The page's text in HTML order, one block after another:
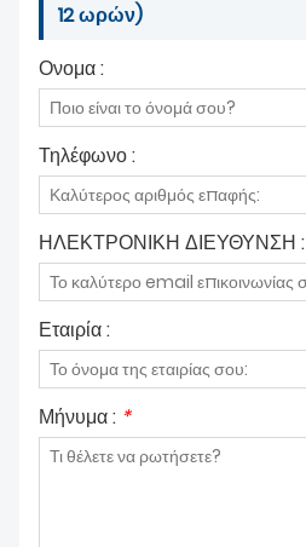
12 ωρών)
Ονομα :
Τηλέφωνο :
ΗΛΕΚΤΡΟΝΙΚΗ ΔΙΕΥΘΥΝΣΗ :
Εταιρία :
Μήνυμα : *